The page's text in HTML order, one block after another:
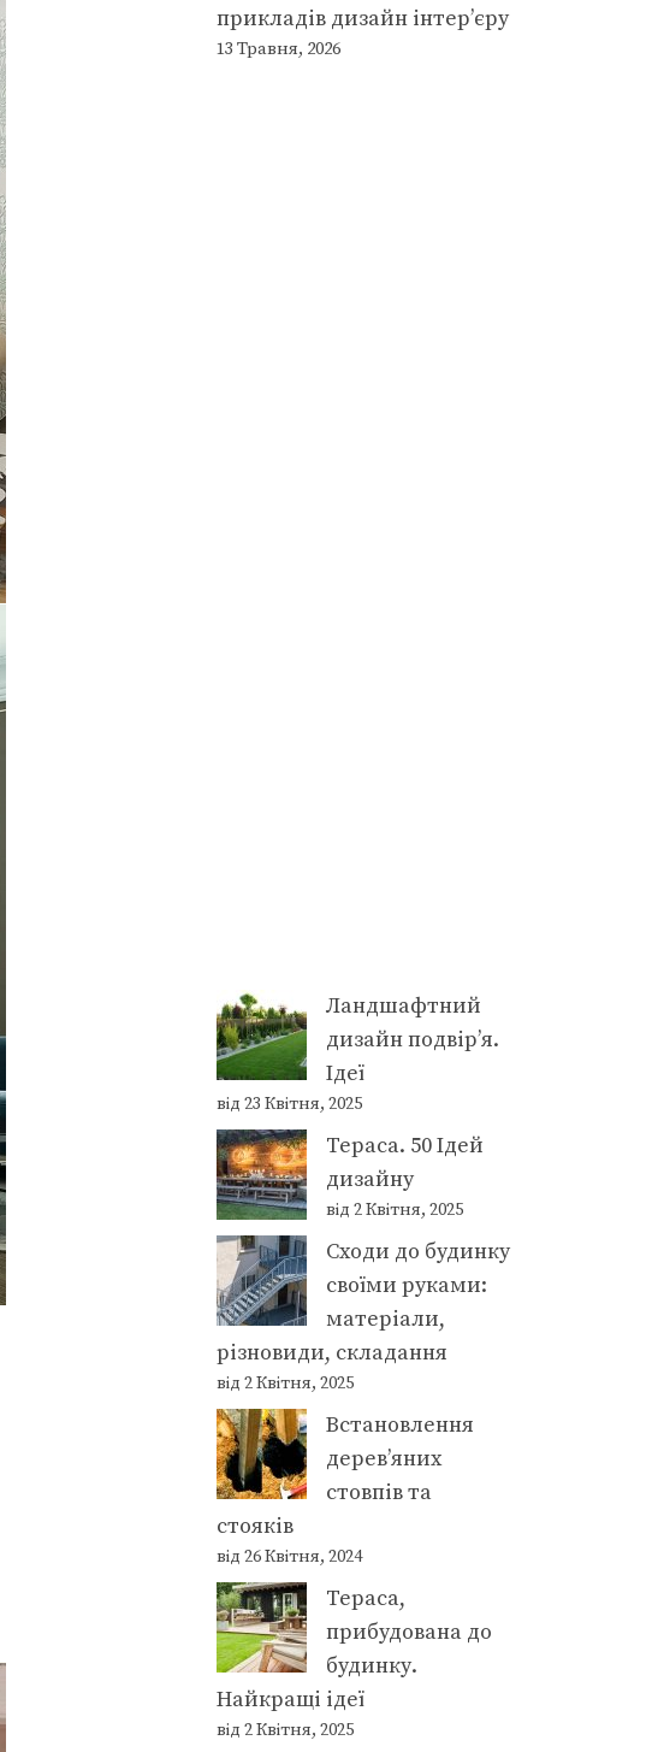
прикладів дизайн інтер’єру
13 Травня, 2026
Ландшафтний
дизайн подвір’я.
Ідеї
від 23 Квітня, 2025
Тераса. 50 Ідей
дизайну
від 2 Квітня, 2025
Сходи до будинку
своїми руками:
матеріали,
різновиди, складання
від 2 Квітня, 2025
Встановлення
дерев’яних
стовпів та
стояків
від 26 Квітня, 2024
Тераса,
прибудована до
будинку.
Найкращі ідеї
від 2 Квітня, 2025